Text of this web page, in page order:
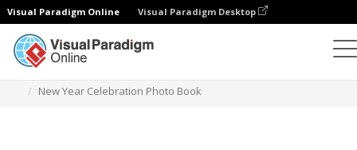
Visual Paradigm Online Visual Paradigm Desktop
New Year Celebration Photo Book